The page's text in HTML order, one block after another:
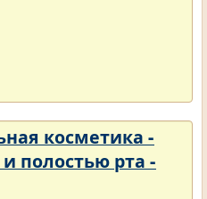
косметика -
полостью рта -